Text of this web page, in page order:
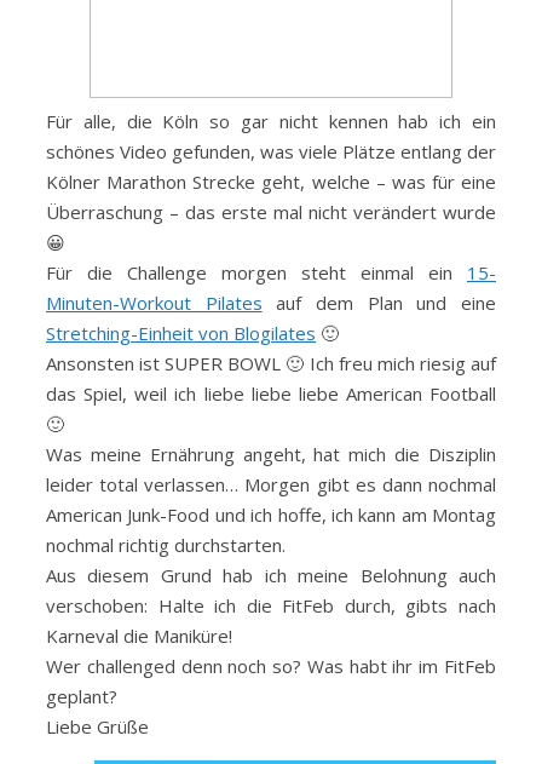
Für alle, die Köln so gar nicht kennen hab ich ein
schönes Video gefunden, was viele Plätze entlang der
Kölner Marathon Strecke geht, welche – was für eine
Überraschung – das erste mal nicht verändert wurde
😀
Für die Challenge morgen steht einmal ein 15-
Minuten-Workout Pilates auf dem Plan und eine
Stretching-Einheit von Blogilates 🙂
Ansonsten ist SUPER BOWL 🙂 Ich freu mich riesig auf
das Spiel, weil ich liebe liebe liebe American Football
🙂
Was meine Ernährung angeht, hat mich die Disziplin
leider total verlassen… Morgen gibt es dann nochmal
American Junk-Food und ich hoffe, ich kann am Montag
nochmal richtig durchstarten.
Aus diesem Grund hab ich meine Belohnung auch
verschoben: Halte ich die FitFeb durch, gibts nach
Karneval die Maniküre!
Wer challenged denn noch so? Was habt ihr im FitFeb
geplant?
Liebe Grüße